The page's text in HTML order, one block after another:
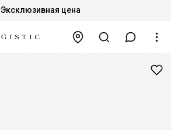
Эксклюзивная цена